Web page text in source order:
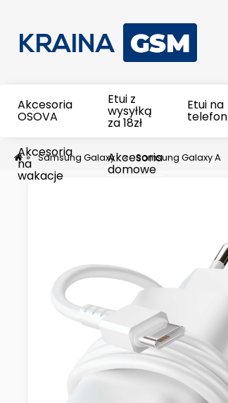
Akcesoria
OSOVA
Etui z
wysyłką
za 18zł
Etui na
telefon
Akcesoria
na
wakacje
Akcesoria
domowe
» Samsung Galaxy » Samsung Galaxy A